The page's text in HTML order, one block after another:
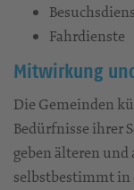
Fahrdienste
Mitwirkung
Die Gemeinden
Bedürfnisse ihrer
geben älteren
selbstbestimmt in